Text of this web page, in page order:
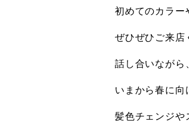
初めてのカラー
ぜひぜひご来店
話し合いながら
いまから春に向
髪色チェンジや